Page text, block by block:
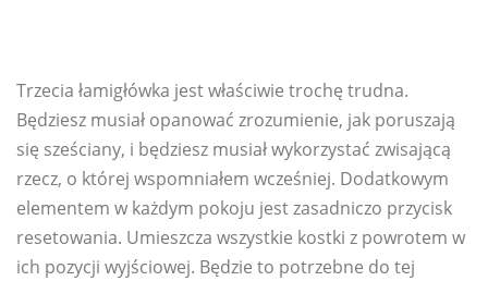
Trzecia łamigłówka jest właściwie trochę trudna.
Będziesz musiał opanować zrozumienie, jak poruszają
się sześciany, i będziesz musiał wykorzystać zwisającą
rzecz, o której wspomniałem wcześniej. Dodatkowym
elementem w każdym pokoju jest zasadniczo przycisk
resetowania. Umieszcza wszystkie kostki z powrotem w
ich pozycji wyjściowej. Będzie to potrzebne do tej